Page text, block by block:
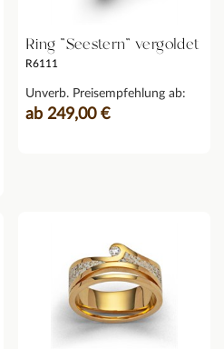
Ring "Seestern" vergoldet
R6111
Unverb. Preisempfehlung ab:
ab 249,00 €